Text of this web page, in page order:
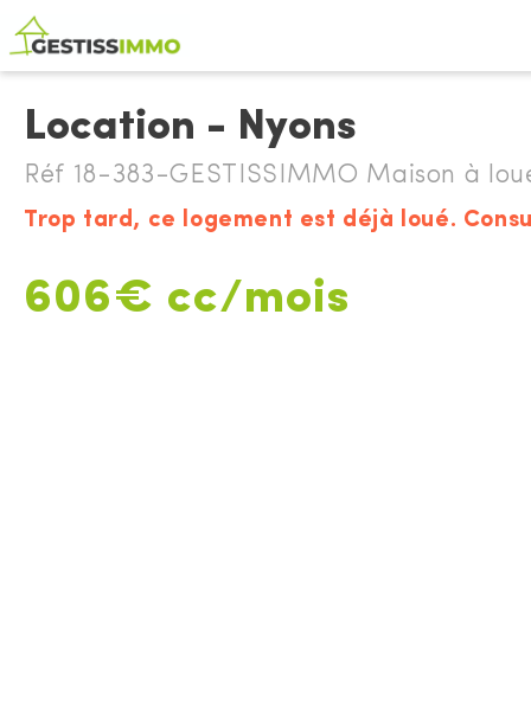
Location - Nyons
Réf 18-383-GESTISSIMMO Maison à
Trop tard, ce logement est déjà loué.
606€ cc/mois